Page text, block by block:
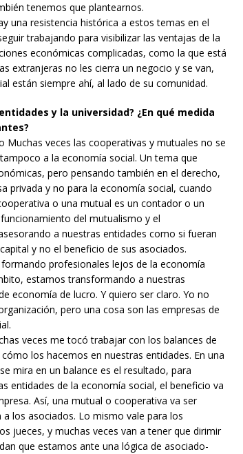
tenemos que plantearnos.
una resistencia histórica a estos temas en el
trabajando para visibilizar las ventajas de la
económicas complicadas, como la que está
extranjeras no les cierra un negocio y se van,
están siempre ahí, al lado de su comunidad.
y la universidad? ¿En qué medida
veces las cooperativas y mutuales no se
a la economía social. Un tema que
pero pensando también en el derecho,
privada y no para la economía social, cuando
o una mutual es un contador o un
del mutualismo y el
a nuestras entidades como si fueran
y no el beneficio de sus asociados.
profesionales lejos de la economía
estamos transformando a nuestras
economía de lucro. Y quiero ser claro. Yo no
pero una cosa son las empresas de
veces me tocó trabajar con los balances de
los hacemos en nuestras entidades. En una
mira en un balance es el resultado, para
entidades de la economía social, el beneficio va
Así, una mutual o cooperativa va ser
los asociados. Lo mismo vale para los
jueces, y muchas veces van a tener que dirimir
que estamos ante una lógica de asociado-